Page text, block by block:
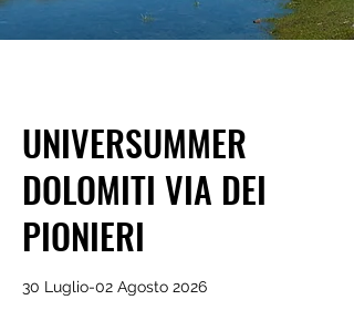
UNIVERSUMMER
DOLOMITI VIA DEI
PIONIERI
30 Luglio-02 Agosto 2026